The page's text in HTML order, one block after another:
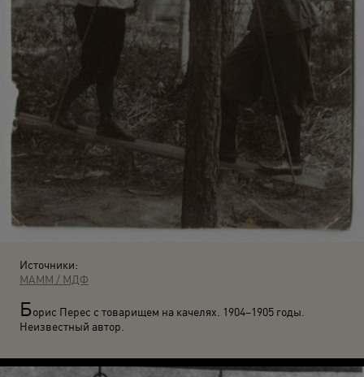
Источники:
МАММ / МДФ
Борис Перес с товарищем на качелях. 1904–1905 годы.
Неизвестный автор.